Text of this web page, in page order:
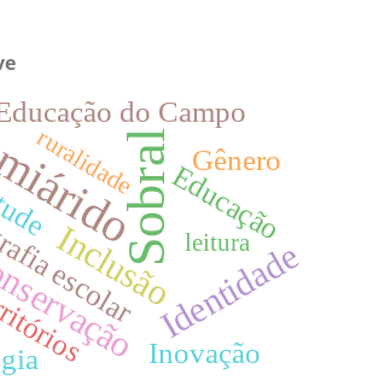
Sobral
InclusãoIdentidade
do Campo
Educação
escolar
Gênero
Inovação
ruralidade
leitura